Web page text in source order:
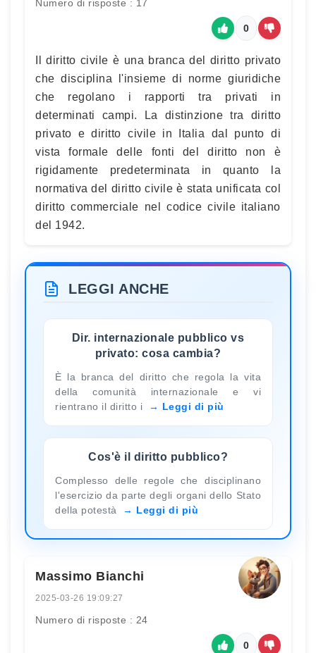
Numero di risposte : 17
0
Il diritto civile è una branca del diritto privato
che disciplina l'insieme di norme giuridiche
che regolano i rapporti tra privati in
determinati campi. La distinzione tra diritto
privato e diritto civile in Italia dal punto di
vista formale delle fonti del diritto non è
rigidamente predeterminata in quanto la
normativa del diritto civile è stata unificata col
diritto commerciale nel codice civile italiano
del 1942.
LEGGI ANCHE
Dir. internazionale pubblico vs
privato: cosa cambia?
È la branca del diritto che regola la vita
della comunità internazionale e vi
rientrano il diritto i
Leggi di più
Cos'è il diritto pubblico?
Complesso delle regole che disciplinano
l'esercizio da parte degli organi dello Stato
della potestà
Leggi di più
Massimo Bianchi
2025-03-26 19:09:27
Numero di risposte : 24
0